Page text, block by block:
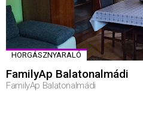
HORGÁSZNYARALÓ
FamilyAp Balatonalmádi
FamilyAp Balatonalmádi